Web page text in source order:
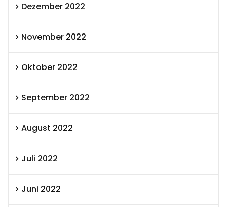
Dezember 2022
November 2022
Oktober 2022
September 2022
August 2022
Juli 2022
Juni 2022